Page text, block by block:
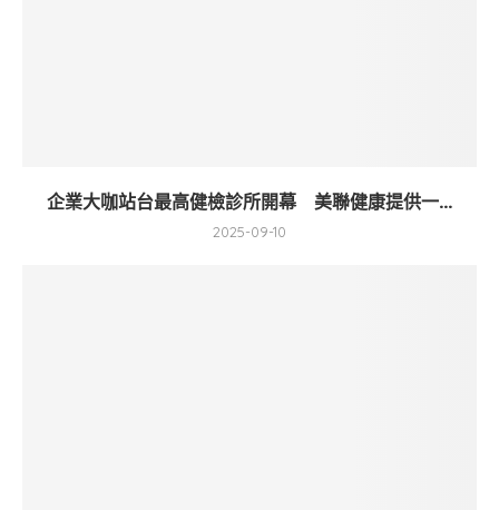
企業大咖站台最高健檢診所開幕 美聯健康提供一...
2025-09-10